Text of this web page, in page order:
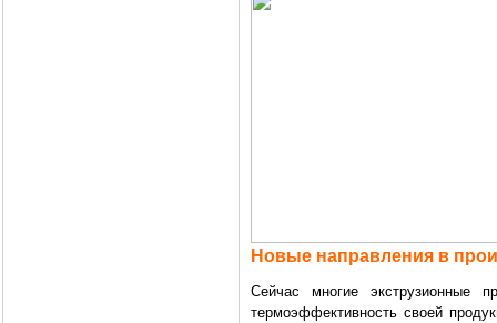
Новые направления в
Сейчас многие экструзионные
термоэффективность своей